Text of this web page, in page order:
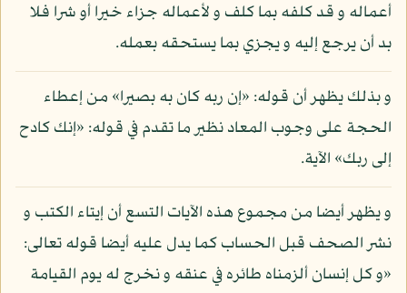
أعماله و قد كلفه بما كلف و لأعماله جزاء خيرا أو شرا فلا
بد أن يرجع إليه و يجزي بما يستحقه بعمله.
و بذلك يظهر أن قوله: «إن ربه كان به بصيرا» من إعطاء
الحجة على وجوب المعاد نظير ما تقدم في قوله: «إنك كادح
إلى ربك» الآية.
و يظهر أيضا من مجموع هذه الآيات التسع أن إيتاء الكتب و
نشر الصحف قبل الحساب كما يدل عليه أيضا قوله تعالى:
«و كل إنسان ألزمناه طائره في عنقه و نخرج له يوم القيامة